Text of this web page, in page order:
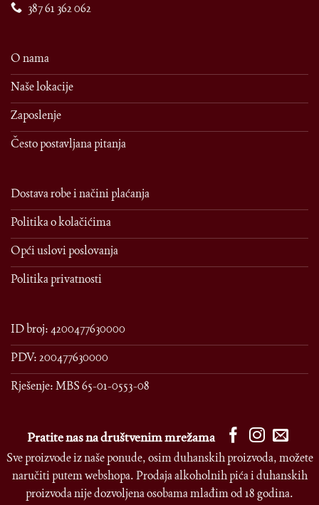
387 61 362 062
O nama
Naše lokacije
Zaposlenje
Često postavljana pitanja
Dostava robe i načini plaćanja
Politika o kolačićima
Opći uslovi poslovanja
Politika privatnosti
ID broj: 4200477630000
PDV: 200477630000
Rješenje: MBS 65-01-0553-08
Pratite nas na društvenim mrežama
Sve proizvode iz naše ponude, osim duhanskih proizvoda, možete
naručiti putem webshopa. Prodaja alkoholnih pića i duhanskih
proizvoda nije dozvoljena osobama mlađim od 18 godina.